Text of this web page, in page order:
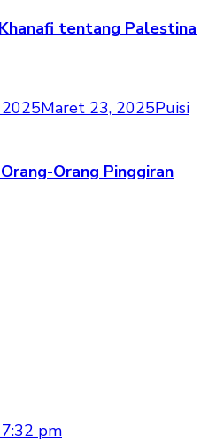
tentang Palestina
Maret 23, 2025Puisi
Orang Pinggiran
pm